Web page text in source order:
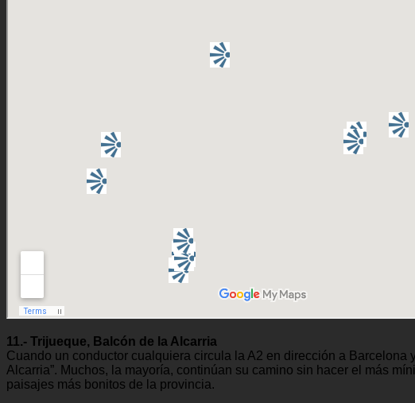
11.- Trijueque, Balcón de la Alcarria
Cuando un conductor cualquiera circula la A2 en dirección a
Alcarria”. Muchos, la mayoría, continúan su camino sin hacer el más
paisajes más bonitos de la provincia.